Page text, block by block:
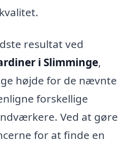
resultat ved
i Slimminge,
højde for de nævnte
forskellige
Ved at gøre
for at finde en